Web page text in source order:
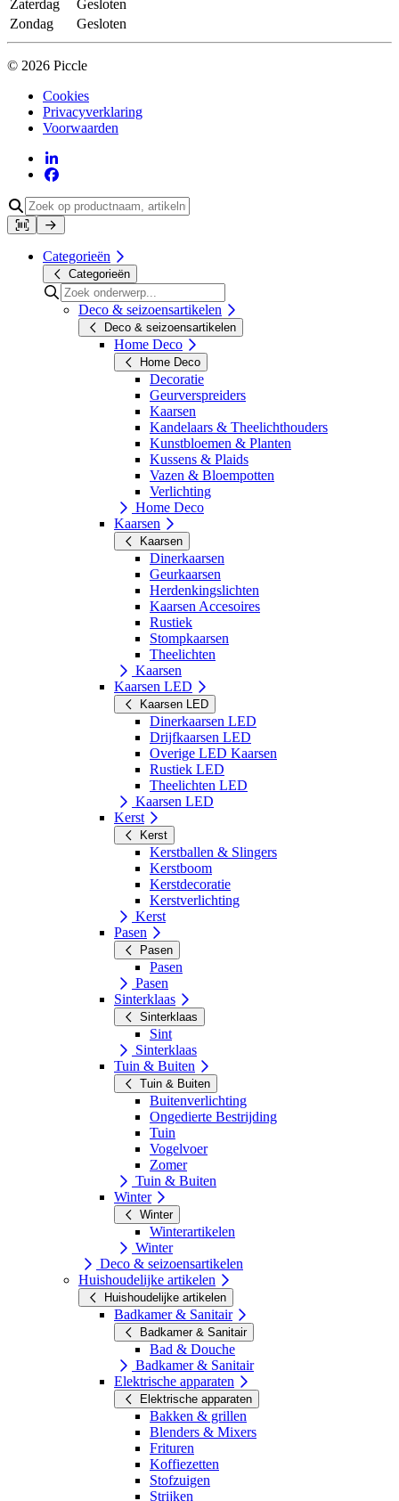
Zaterdag
Gesloten
Zondag
Gesloten
© 2026 Piccle
Cookies
Privacyverklaring
Voorwaarden
Categorieën
Categorieën
Deco & seizoensartikelen
Deco & seizoensartikelen
Home Deco
Home Deco
Decoratie
Geurverspreiders
Kaarsen
Kandelaars & Theelichthouders
Kunstbloemen & Planten
Kussens & Plaids
Vazen & Bloempotten
Verlichting
Home Deco
Kaarsen
Kaarsen
Dinerkaarsen
Geurkaarsen
Herdenkingslichten
Kaarsen Accesoires
Rustiek
Stompkaarsen
Theelichten
Kaarsen
Kaarsen LED
Kaarsen LED
Dinerkaarsen LED
Drijfkaarsen LED
Overige LED Kaarsen
Rustiek LED
Theelichten LED
Kaarsen LED
Kerst
Kerst
Kerstballen & Slingers
Kerstboom
Kerstdecoratie
Kerstverlichting
Kerst
Pasen
Pasen
Pasen
Pasen
Sinterklaas
Sinterklaas
Sint
Sinterklaas
Tuin & Buiten
Tuin & Buiten
Buitenverlichting
Ongedierte Bestrijding
Tuin
Vogelvoer
Zomer
Tuin & Buiten
Winter
Winter
Winterartikelen
Winter
Deco & seizoensartikelen
Huishoudelijke artikelen
Huishoudelijke artikelen
Badkamer & Sanitair
Badkamer & Sanitair
Bad & Douche
Badkamer & Sanitair
Elektrische apparaten
Elektrische apparaten
Bakken & grillen
Blenders & Mixers
Frituren
Koffiezetten
Stofzuigen
Strijken